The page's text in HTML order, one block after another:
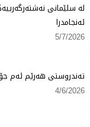
لە سلێمانی
ئەنجامدرا
5/7/2026
تەندروستی هەرێم ئەم
4/6/2026